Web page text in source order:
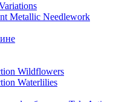
Metallic Needlework
Wildflowers
Waterlilies